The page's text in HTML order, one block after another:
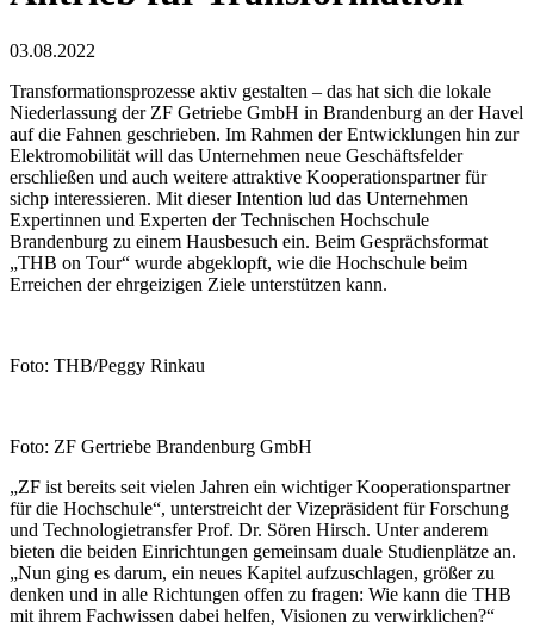
03.08.2022
Transformationsprozesse aktiv gestalten – das hat sich die lokale
Niederlassung der ZF Getriebe GmbH in Brandenburg an der Havel
auf die Fahnen geschrieben. Im Rahmen der Entwicklungen hin zur
Elektromobilität will das Unternehmen neue Geschäftsfelder
erschließen und auch weitere attraktive Kooperationspartner für
sichp interessieren. Mit dieser Intention lud das Unternehmen
Expertinnen und Experten der Technischen Hochschule
Brandenburg zu einem Hausbesuch ein. Beim Gesprächsformat
„THB on Tour“ wurde abgeklopft, wie die Hochschule beim
Erreichen der ehrgeizigen Ziele unterstützen kann.
Foto: THB/Peggy Rinkau
Foto: ZF Gertriebe Brandenburg GmbH
„ZF ist bereits seit vielen Jahren ein wichtiger Kooperationspartner
für die Hochschule“, unterstreicht der Vizepräsident für Forschung
und Technologietransfer Prof. Dr. Sören Hirsch. Unter anderem
bieten die beiden Einrichtungen gemeinsam duale Studienplätze an.
„Nun ging es darum, ein neues Kapitel aufzuschlagen, größer zu
denken und in alle Richtungen offen zu fragen: Wie kann die THB
mit ihrem Fachwissen dabei helfen, Visionen zu verwirklichen?“